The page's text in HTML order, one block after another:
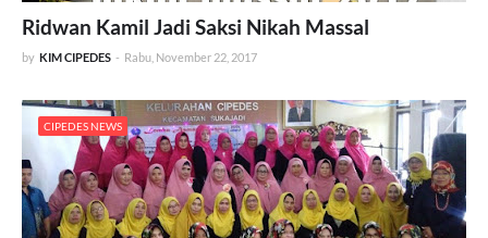
Ridwan Kamil Jadi Saksi Nikah Massal
by KIM CIPEDES - Rabu, November 22, 2017
CIPEDES NEWS